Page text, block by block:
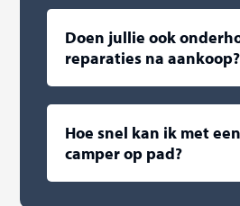
Doen jullie ook
reparaties na aankoop?
Hoe snel kan ik met
camper op pad?